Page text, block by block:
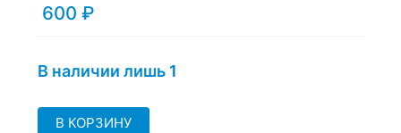
600 ₽
В наличии лишь 1
В КОРЗИНУ